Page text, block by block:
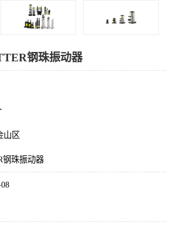
钢珠振动器
山区
钢珠振动器
Cleveland 张力控制器